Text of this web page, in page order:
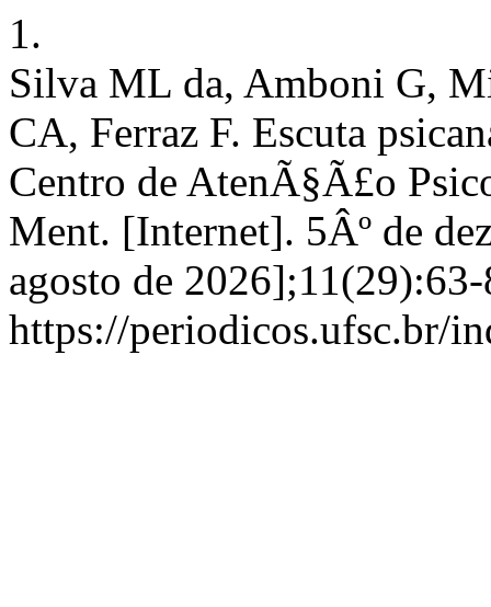
1.
Silva ML da, Amboni G,
CA, Ferraz F. Escuta
Centro de AtenÃ§Ã£o
Ment. [Internet]. 5Âº de
agosto de
https://periodicos.ufsc.br/